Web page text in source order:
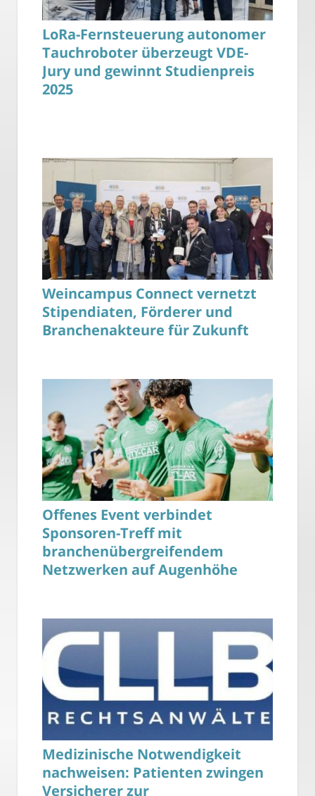
LoRa-Fernsteuerung autonomer
Tauchroboter überzeugt VDE-
Jury und gewinnt Studienpreis
2025
Weincampus Connect vernetzt
Stipendiaten, Förderer und
Branchenakteure für Zukunft
Offenes Event verbindet
Sponsoren-Treff mit
branchenübergreifendem
Netzwerken auf Augenhöhe
Medizinische Notwendigkeit
nachweisen: Patienten zwingen
Versicherer zur